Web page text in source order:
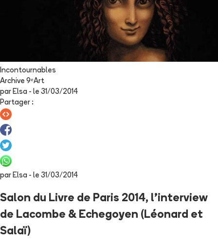
Incontournables
Archive 9ᵉArt
par Elsa - le 31/03/2014
Partager :
par Elsa - le 31/03/2014
Salon du Livre de Paris 2014, l'interview
de Lacombe & Echegoyen (Léonard et
Salaï)